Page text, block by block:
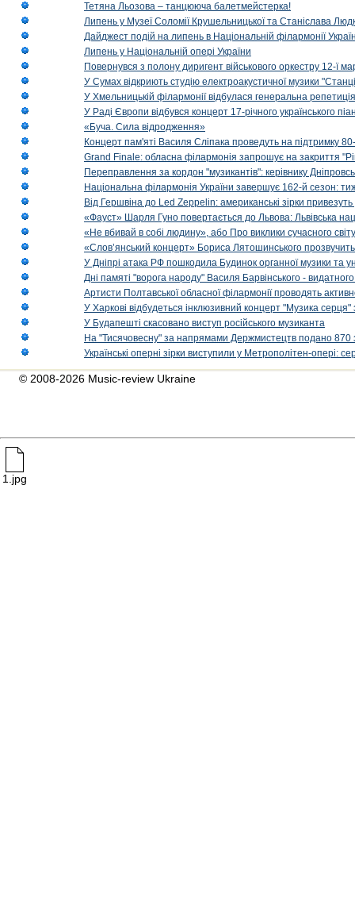
Тетяна Льозова – танцююча балетмейстерка!
Липень у Музеї Соломії Крушельницької та Станіслава
Дайджест подій на липень в Національній філармонії
Липень у Національній опері України
Повернувся з полону диригент військового оркестру 12-ї
У Сумах відкриють студію електроакустичної музики
У Хмельницькій філармонії відбулася генеральна
У Раді Європи відбувся концерт 17-річного українського
«Буча. Сила відродження»
Концерт пам'яті Василя Сліпака проведуть на підтримку
Grand Finale: обласна філармонія запрошує на закриття
Переправлення за кордон "музикантів": керівнику
Національна філармонія України завершує 162-й сезон:
Від Гершвіна до Led Zeppelin: американські зірки
«Фауст» Шарля Гуно повертається до Львова: Львівська
«Не вбивай в собі людину», або Про виклики сучасного світу
«Слов’янський концерт» Бориса Лятошинського
У Дніпрі атака РФ пошкодила Будинок органної музики та
Дні памяті "ворога народу" Василя Барвінського -
Артисти Полтавської обласної філармонії проводять
У Харкові відбудеться інклюзивний концерт "Музика
У Будапешті скасовано виступ російського музиканта
На "Тисячовесну" за напрямами Держмистецтв подано 870
Українські оперні зірки виступили у Метрополітен-опері:
© 2008-2026 Music-review Ukraine
1.jpg